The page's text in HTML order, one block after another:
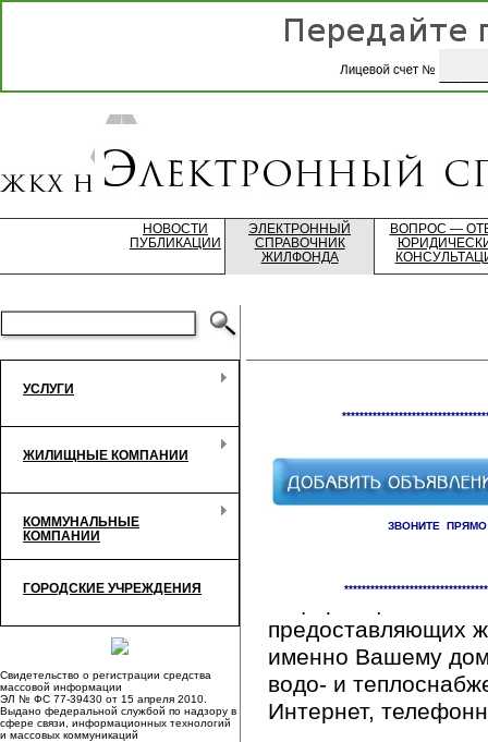
НОВОСТИ
ПУБЛИКАЦИИ
ЭЛЕКТРОННЫЙ
СПРАВОЧНИК
ЖИЛФОНДА
ВОПРОС —
УСЛУГИ
ЖИЛИЩНЫЕ КОМПАНИИ
КОММУНАЛЬНЫЕ
КОМПАНИИ
ГОРОДСКИЕ УЧРЕЖДЕНИЯ
Свидетельство о регистрации средства
массовой информации
ЭЛ № ФС 77-39430 от 15 апреля 2010.
Выдано федеральной службой по надзору в
сфере связи, информационных технологий
и массовых коммуникаций
ЗВОНИТЕ
предоставляющих
именно Вашему
водо- и
Интернет,